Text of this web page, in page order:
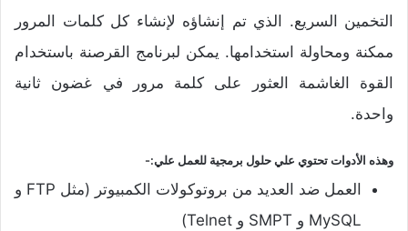
التخمين السريع. الذي تم إنشاؤه لإنشاء كل كلمات المرور
ممكنة ومحاولة استخدامها. يمكن لبرنامج القرصنة باستخدام
القوة الغاشمة العثور على كلمة مرور في غضون ثانية
واحدة.
وهذه الأدوات تحتوي علي حلول برمجية للعمل علي:-
العمل ضد العديد من بروتوكولات الكمبيوتر (مثل FTP و
MySQL و SMPT و Telnet)